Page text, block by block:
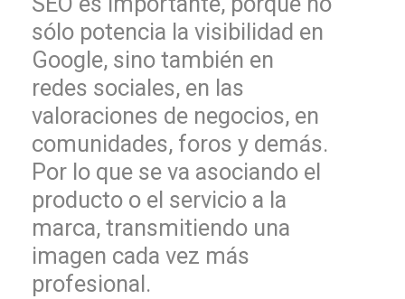
sólo potencia la visibilidad en
Google, sino también en
redes sociales, en las
valoraciones de negocios, en
comunidades, foros y demás.
Por lo que se va asociando el
producto o el servicio a la
marca, transmitiendo una
imagen cada vez más
profesional.